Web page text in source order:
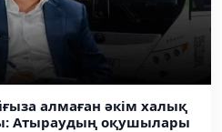
алмаған әкім халық
Атыраудың оқушылары